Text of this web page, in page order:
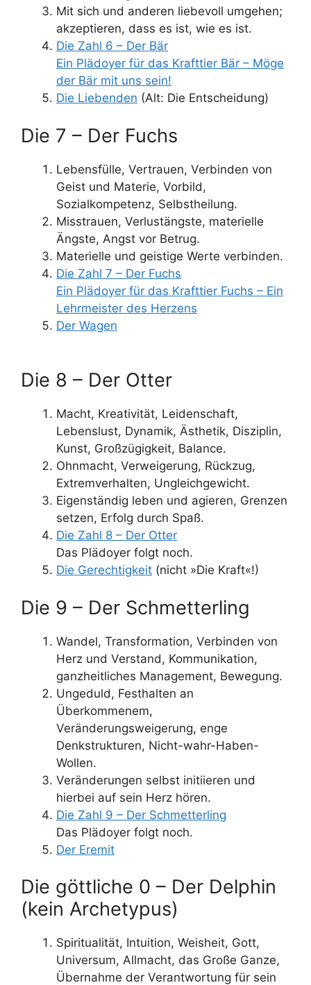
Mit sich und anderen liebevoll umgehen;
akzeptieren, dass es ist, wie es ist.
Die Zahl 6 – Der Bär
Ein Plädoyer für das Krafttier Bär – Möge
der Bär mit uns sein!
Die Liebenden (Alt: Die Entscheidung)
Die 7 – Der Fuchs
Lebensfülle, Vertrauen, Verbinden von
Geist und Materie, Vorbild,
Sozialkompetenz, Selbstheilung.
Misstrauen, Verlustängste, materielle
Ängste, Angst vor Betrug.
Materielle und geistige Werte verbinden.
Die Zahl 7 – Der Fuchs
Ein Plädoyer für das Krafttier Fuchs – Ein
Lehrmeister des Herzens
Der Wagen
Die 8 – Der Otter
Macht, Kreativität, Leidenschaft,
Lebenslust, Dynamik, Ästhetik, Disziplin,
Kunst, Großzügigkeit, Balance.
Ohnmacht, Verweigerung, Rückzug,
Extremverhalten, Ungleichgewicht.
Eigenständig leben und agieren, Grenzen
setzen, Erfolg durch Spaß.
Die Zahl 8 – Der Otter
Das Plädoyer folgt noch.
Die Gerechtigkeit (nicht »Die Kraft«!)
Die 9 – Der Schmetterling
Wandel, Transformation, Verbinden von
Herz und Verstand, Kommunikation,
ganzheitliches Management, Bewegung.
Ungeduld, Festhalten an
Überkommenem,
Veränderungsweigerung, enge
Denkstrukturen, Nicht-wahr-Haben-
Wollen.
Veränderungen selbst initiieren und
hierbei auf sein Herz hören.
Die Zahl 9 – Der Schmetterling
Das Plädoyer folgt noch.
Der Eremit
Die göttliche 0 – Der Delphin
(kein Archetypus)
Spiritualität, Intuition, Weisheit, Gott,
Universum, Allmacht, das Große Ganze,
Übernahme der Verantwortung für sein